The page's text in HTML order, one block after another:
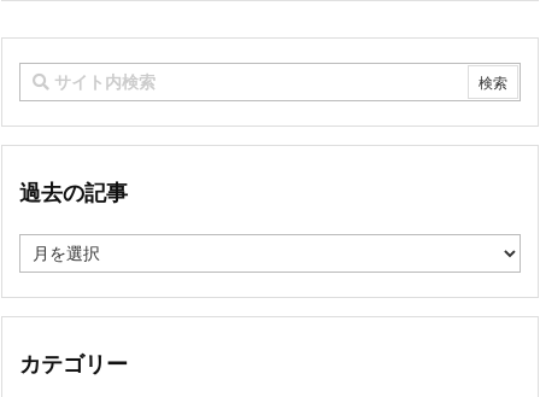
過去の記事
去
記
カテゴリー